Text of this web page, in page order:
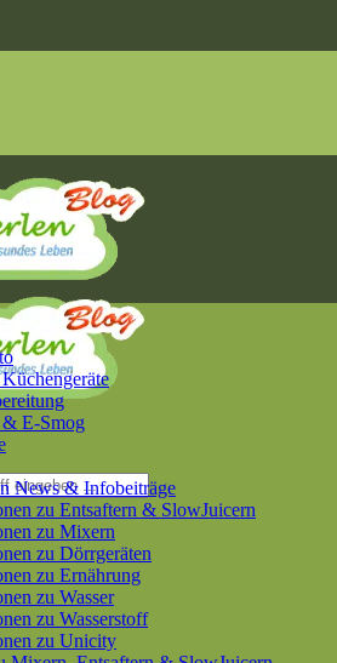
E-Smog
News & Infobeiträge
zu Entsaftern & SlowJuicern
zu Mixern
zu Dörrgeräten
zu Ernährung
zu Wasser
zu Wasserstoff
zu Unicity